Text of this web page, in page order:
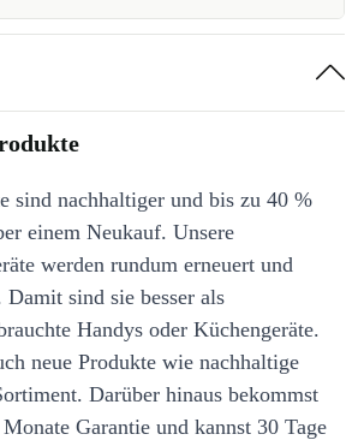
sind nachhaltiger und bis zu 40 %
einem Neukauf. Unsere
werden rundum erneuert und
Damit sind sie besser als
Handys oder Küchengeräte.
neue Produkte wie nachhaltige
Darüber hinaus bekommst
Garantie und kannst 30 Tage